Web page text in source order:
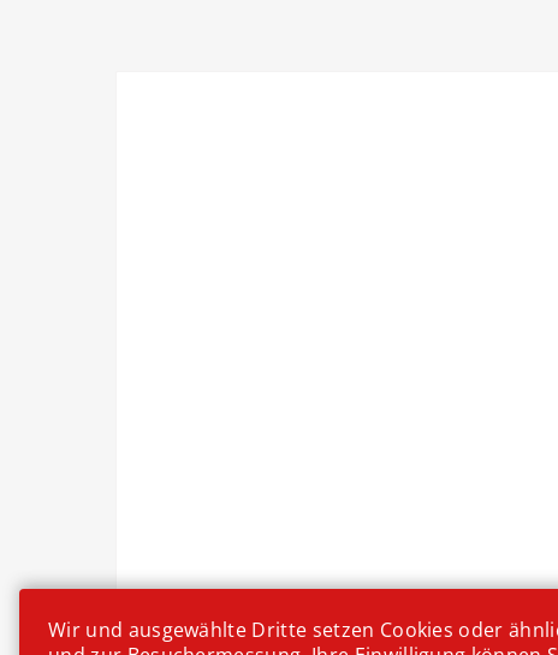
Wir und ausgewählte Dritte setzen Cookies oder